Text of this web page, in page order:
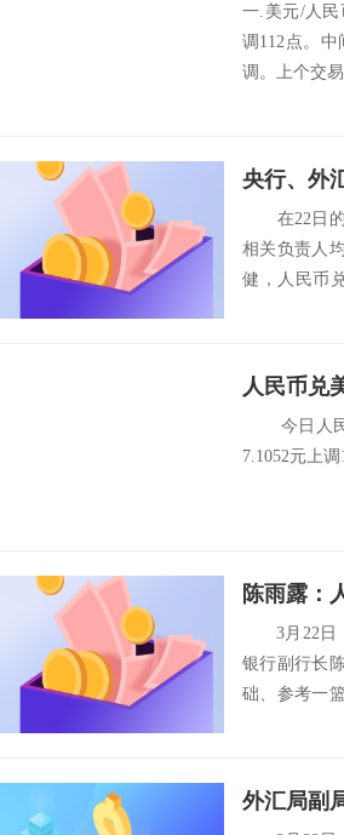
一.美元/人民
调112点。
调。上个交
央行、外
在22日的
相关负责人
健，人民币
人民币兑
今日人民
7.1052元上
3月22日，
银行副行长
础、参考一